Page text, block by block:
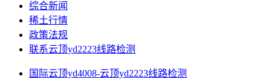
综合新闻
稀土行情
政策法规
联系云顶yd2223线路检测
国际云顶yd4008-云顶yd2223线路检测